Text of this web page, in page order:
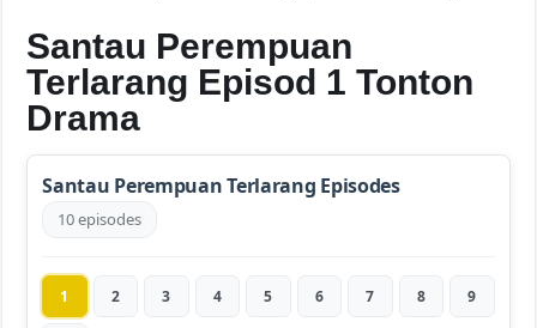
Santau Perempuan
Terlarang Episod 1 Tonton
Drama
Santau Perempuan Terlarang Episodes
10 episodes
1 2 3 4 5 6 7 8 9